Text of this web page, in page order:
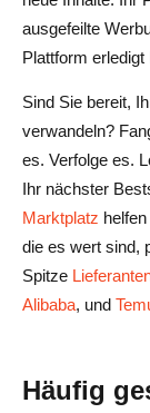
ausgefeilte
Plattform
Sind Sie bereit,
verwandeln?
es. Verfolge es.
Ihr nächster
Marktplatz
die es wert sind,
Spitze
Alibaba, und
Häufig